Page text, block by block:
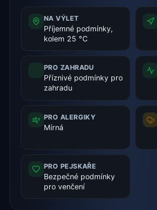
NA VÝLET
Příjemné podmínky,
kolem 25 °C
PRO ZAHRADU
Příznivé podmínky pro
zahradu
PRO ALERGIKY
Mírná
PRO PEJSKAŘE
Bezpečné podmínky
pro venčení